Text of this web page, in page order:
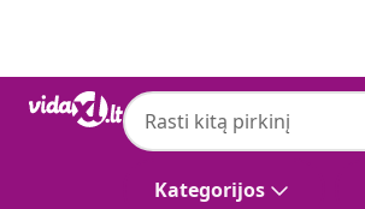
Kategorijos